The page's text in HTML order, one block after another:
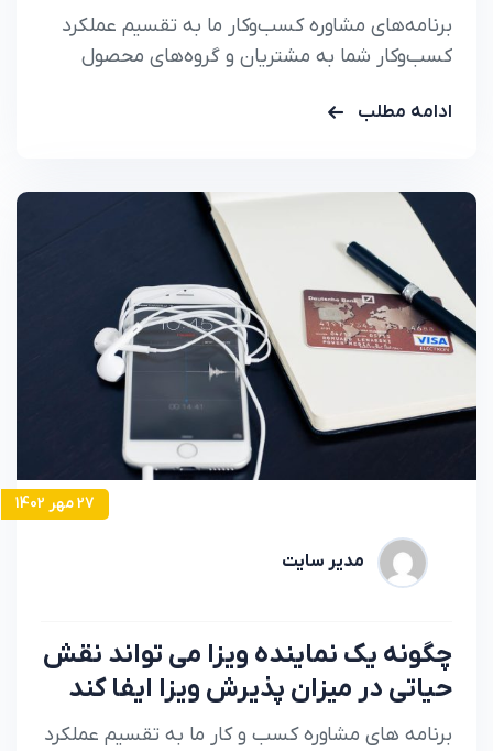
برنامه‌های مشاوره کسب‌وکار ما به تقسیم عملکرد
کسب‌وکار شما به مشتریان و گروه‌های محصول
مشتریان یا گروه‌های محصول کار می‌کنند و کدام
برنامه‌های…
ادامه مطلب
27 مهر 1402
مدیر سایت
چگونه یک نماینده ویزا می تواند نقش
حیاتی در میزان پذیرش ویزا ایفا کند
برنامه های مشاوره کسب و کار ما به تقسیم عملکرد